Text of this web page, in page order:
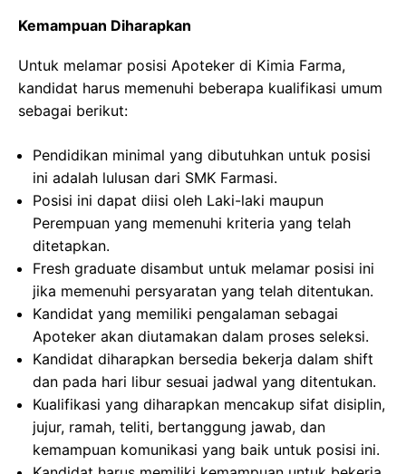
Kemampuan Diharapkan
Untuk melamar posisi Apoteker di Kimia Farma,
kandidat harus memenuhi beberapa kualifikasi umum
sebagai berikut:
Pendidikan minimal yang dibutuhkan untuk posisi
ini adalah lulusan dari SMK Farmasi.
Posisi ini dapat diisi oleh Laki-laki maupun
Perempuan yang memenuhi kriteria yang telah
ditetapkan.
Fresh graduate disambut untuk melamar posisi ini
jika memenuhi persyaratan yang telah ditentukan.
Kandidat yang memiliki pengalaman sebagai
Apoteker akan diutamakan dalam proses seleksi.
Kandidat diharapkan bersedia bekerja dalam shift
dan pada hari libur sesuai jadwal yang ditentukan.
Kualifikasi yang diharapkan mencakup sifat disiplin,
jujur, ramah, teliti, bertanggung jawab, dan
kemampuan komunikasi yang baik untuk posisi ini.